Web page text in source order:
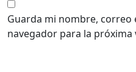
Guarda mi nombre, correo
navegador para la próxima